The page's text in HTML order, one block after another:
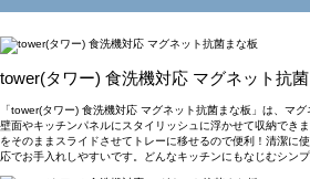
tower(タワー) 食洗機対応 マグネット抗
「tower(タワー) 食洗機対応 マグネット抗菌まな板」は、マ
壁面やキッチンパネルにスタイリッシュに浮かせて収納でき
をそのままスライドさせてトレーに移せるので便利！清潔に
応でお手入れしやすいです。どんなキッチンにもなじむシン